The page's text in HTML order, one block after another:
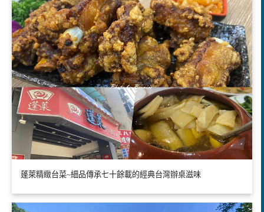
蓬萊精緻台菜~細品傳承七十餘載的經典台灣辦桌滋味